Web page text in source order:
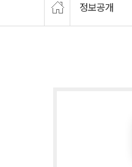
정보공개